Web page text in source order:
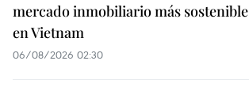
mercado inmobiliario más sostenible
en Vietnam
06/08/2026 02:30